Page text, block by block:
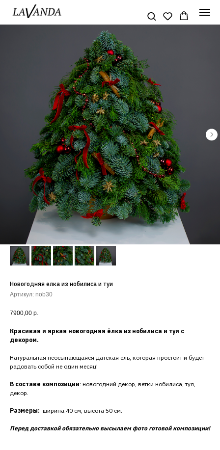
Новогодняя елка из нобилиса и туи
Артикул: nob30
7900,00 р.
Красивая и яркая новогодняя ёлка из нобилиса и туи с
декором.
Натуральная неосыпающаяся датская ель, которая простоит и будет
радовать собой не один месяц!
В составе композиции: новогодний декор, ветки нобилиса, туя,
декор.
Размеры: ширина 40 см, высота 50 см.
Перед доставкой обязательно высылаем фото готовой композиции!